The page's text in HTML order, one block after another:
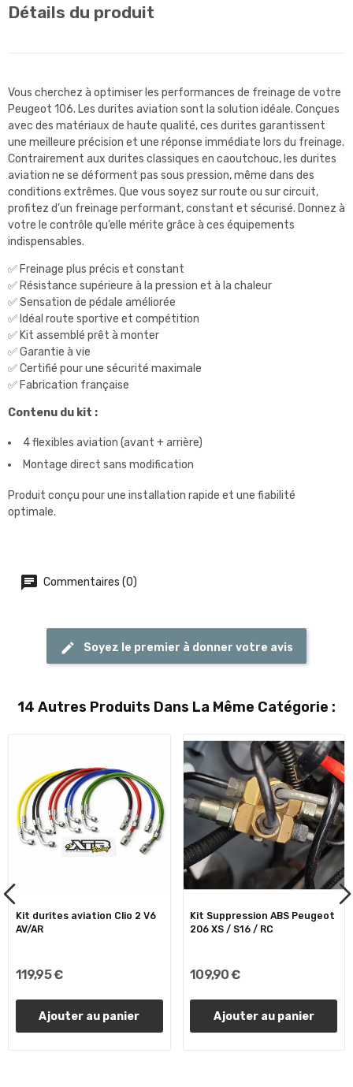
Détails du produit
Vous cherchez à optimiser les performances de freinage de votre
Peugeot 106. Les durites aviation sont la solution idéale. Conçues
avec des matériaux de haute qualité, ces durites garantissent
une meilleure précision et une réponse immédiate lors du freinage.
Contrairement aux durites classiques en caoutchouc, les durites
aviation ne se déforment pas sous pression, même dans des
conditions extrêmes. Que vous soyez sur route ou sur circuit,
profitez d’un freinage performant, constant et sécurisé. Donnez à
votre le contrôle qu’elle mérite grâce à ces équipements
indispensables.
✅ Freinage plus précis et constant
✅ Résistance supérieure à la pression et à la chaleur
✅ Sensation de pédale améliorée
✅ Idéal route sportive et compétition
✅ Kit assemblé prêt à monter
✅ Garantie à vie
✅ Certifié pour une sécurité maximale
✅ Fabrication française
Contenu du kit :
4 flexibles aviation (avant + arrière)
Montage direct sans modification
Produit conçu pour une installation rapide et une fiabilité
optimale.
Commentaires (0)
Soyez le premier à donner votre avis
14 Autres Produits Dans La Même Catégorie :
Kit durites aviation Clio 2 V6
AV/AR
119,95 €
Ajouter au panier
Kit Suppression ABS Peugeot
206 XS / S16 / RC
109,90 €
Ajouter au panier